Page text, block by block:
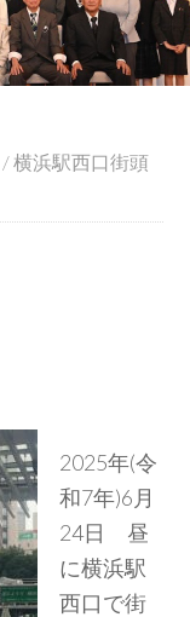
/横浜駅西口街頭
2025年(令
和7年)6月
24日 昼
に横浜駅
西口で街